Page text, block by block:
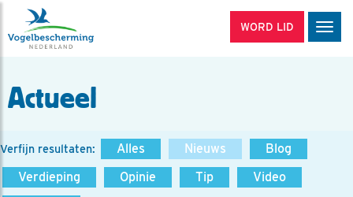
WORD LID
Actueel
Verfijn resultaten: Alles Nieuws
Blog
Verdieping
Opinie Tip
Video